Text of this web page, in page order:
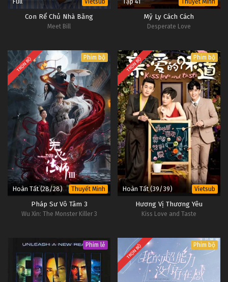
Vietsub
Con Rể Chủ Nhà Băng
Meet Bill
Thuyết Minh
Mỹ Ly Cách Cách
Desperate Love
TRỌN BỘ Phim bộ
Hoàn Tất (28/28) Thuyết Minh
Pháp Sư Vô Tâm 3
Wu Xin: The Monster Killer 3
TRỌN BỘ Phim bộ
Hoàn Tất (39/39) Vietsub
Hương Vị Thương Yêu
Kiss Love and Taste
Phim lẻ TRỌN BỘ Phim bộ